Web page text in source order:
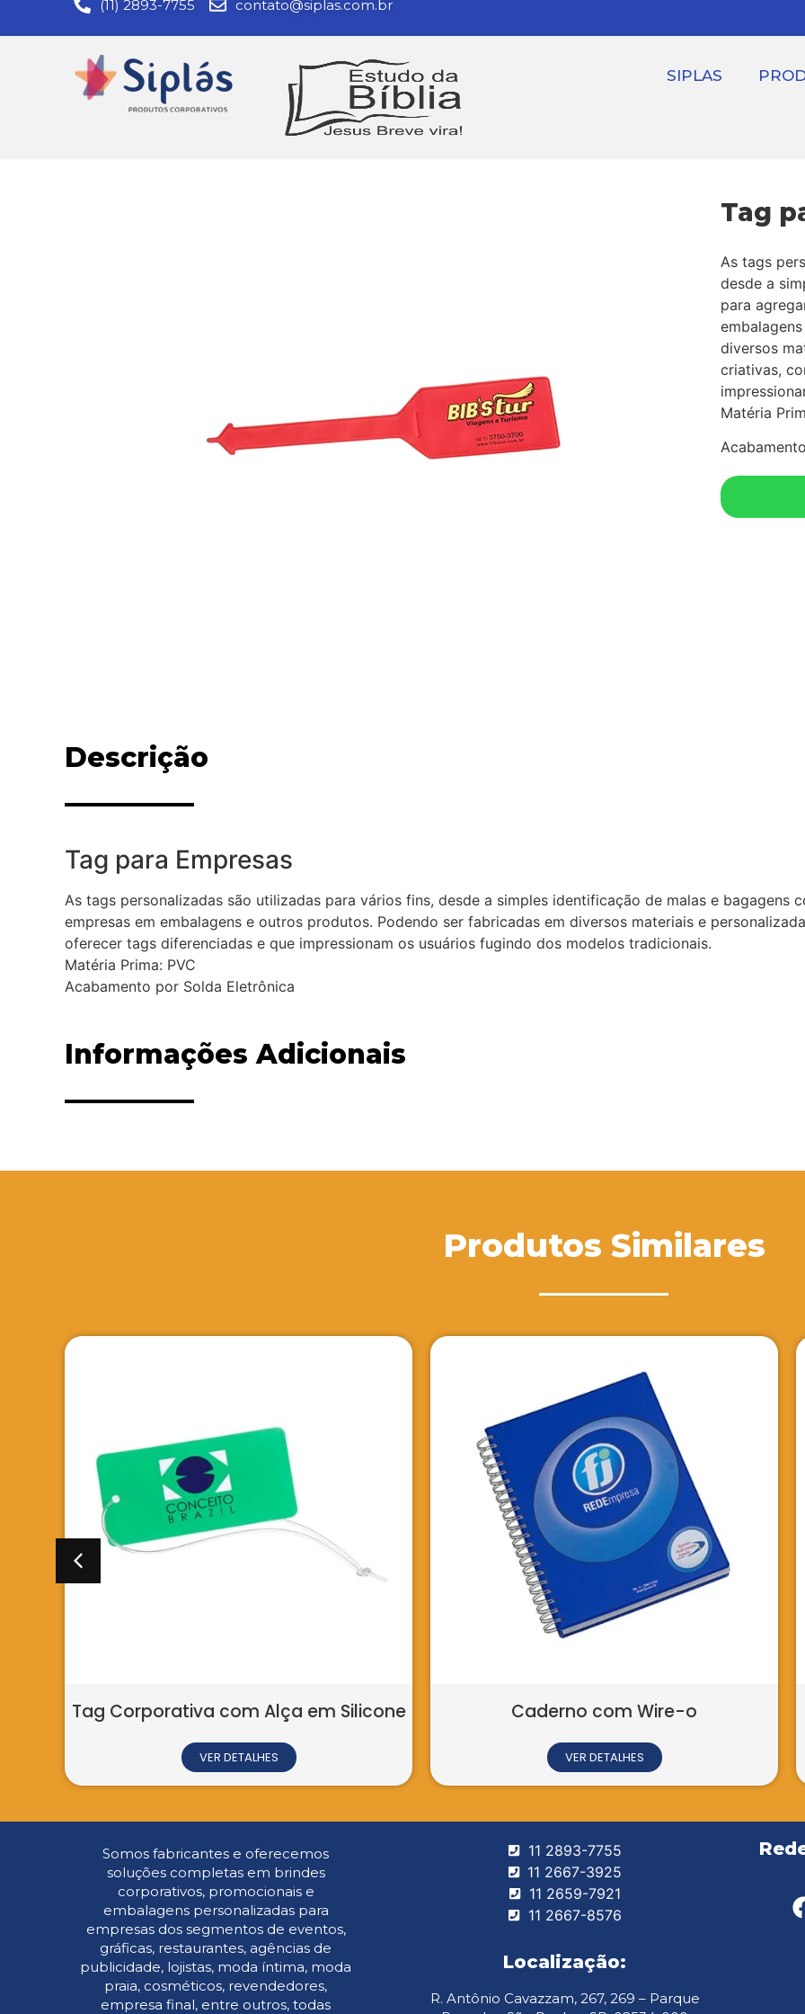
(11) 2893-7755 contato@siplas.com.br
SIPLAS
Tag
As tags
desde a
para
diversos
criativas,
Matéria
Descrição
Tag para Empresas
As tags personalizadas são utilizadas para vários fins, desde a simples identificação de malas e bagagens
empresas em embalagens e outros produtos. Podendo ser fabricadas em diversos materiais e
oferecer tags diferenciadas e que impressionam os usuários fugindo dos modelos tradicionais.
Matéria Prima: PVC
Acabamento por Solda Eletrônica
Informações Adicionais
Produtos Similares
Tag Corporativa com Alça em Silicone
VER DETALHES
Caderno com Wire-o
VER DETALHES
11 2893-7755
11 2667-3925
11 2659-7921
11 2667-8576
Localização:
R. Antônio Cavazzam, 267, 269 – Parque
Somos fabricantes e oferecemos
soluções completas em brindes
corporativos, promocionais e
embalagens personalizadas para
empresas dos segmentos de eventos,
gráficas, restaurantes, agências de
publicidade, lojistas, moda íntima, moda
praia, cosméticos, revendedores,
empresa final, entre outros, todas